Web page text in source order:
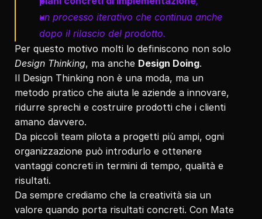
un processo iterativo che continua anche
dopo il rilascio del prodotto.
Design Thinking, ma anche Design Doing.
Il Design Thinking non è una moda, ma un
metodo pratico che aiuta le aziende a innovare,
ridurre sprechi e costruire prodotti che i clienti
amano davvero.
Da piccoli team pilota a progetti più ampi, ogni
organizzazione può introdurlo e ottenere
vantaggi concreti in termini di tempo, qualità e
risultati.
Da sempre crediamo che la creatività sia un
valore quando porta risultati concreti. Con Mate